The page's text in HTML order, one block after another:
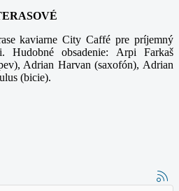
kaviarne City Caffé pre príjemný
Hudobné obsadenie: Arpi Farkaš
Adrian Harvan (saxofón), Adrian
(bicie).